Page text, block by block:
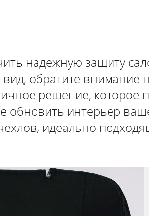
надежную защиту
обратите внимание
решение, которое
обновить интерьер
идеально